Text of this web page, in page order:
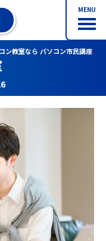
MENU
ン教室なら パソコン市民講座